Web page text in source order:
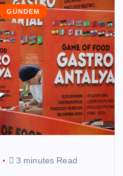
GÜNDEM
3 minutes Read